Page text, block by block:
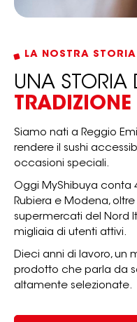
LA NOSTRA STORIA
UNA STORIA
TRADIZIONE
Siamo nati a Reggio
rendere il sushi
occasioni speciali.
Oggi MyShibuya conta
Rubiera e Modena, oltre
supermercati del Nord
migliaia di utenti attivi.
Dieci anni di lavoro, un
prodotto che parla da
altamente selezionate.